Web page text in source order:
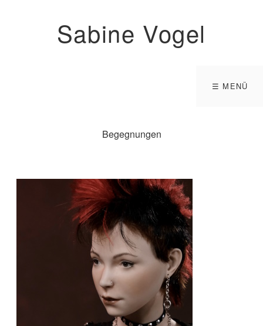
Sabine Vogel
☰ MENÜ
Begegnungen